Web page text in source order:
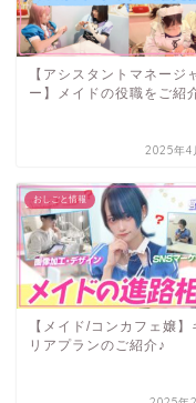
【アシスタントマネージ
ー】メイドの役職をご紹
2025年4
おしごと情報
【メイド/コンカフェ嬢】
リアプランのご紹介♪